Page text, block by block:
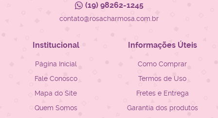
(19)98262-1245
contato@rosacharmosa.com.br
Institucional
Página Inicial
Fale Conosco
Mapa do Site
Quem Somos
Informações Úteis
Como Comprar
Termos de Uso
Fretes e Entrega
Garantia dos produtos